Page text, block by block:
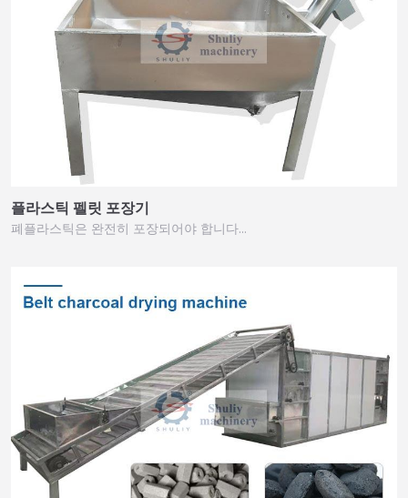
플라스틱 펠릿 포장기
폐플라스틱은 완전히 포장되어야 합니다…